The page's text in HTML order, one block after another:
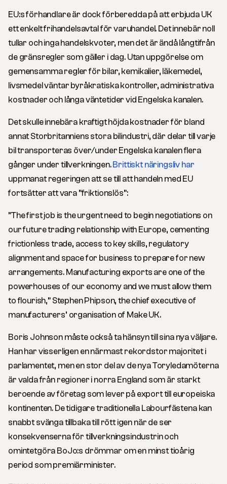
EU:s förhandlare är dock förberedda på att erbjuda UK
ett enkelt frihandelsavtal för varuhandel. Det innebär noll
tullar och inga handelskvoter, men det är ändå långtifrån
de gränsregler som gäller i dag. Utan uppgörelse om
gemensamma regler för bilar, kemikalier, läkemedel,
livsmedel väntar byråkratiska kontroller, administrativa
kostnader och långa väntetider vid Engelska kanalen.
Det skulle innebära kraftigt höjda kostnader för bland
annat Storbritanniens stora bilindustri, där delar till varje
bil transporteras över/under Engelska kanalen flera
gånger under tillverkningen.Brittiskt näringsliv har
uppmanat regeringen att se till att handeln med EU
fortsätter att vara ”friktionslös”:
”The first job is the urgent need to begin negotiations on
our future trading relationship with Europe, cementing
frictionless trade, access to key skills, regulatory
alignment and space for business to prepare for new
arrangements. Manufacturing exports are one of the
powerhouses of our economy and we must allow them
to flourish,” Stephen Phipson, the chief executive of
manufacturers’ organisation of Make UK.
Boris Johnson måste också ta hänsyn till sina nya väljare.
Han har visserligen en närmast rekordstor majoritet i
parlamentet, men en stor del av de nya Toryledamöterna
är valda från regioner i norra England som är starkt
beroende av företag som lever på export till europeiska
kontinenten. De tidigare traditionella Labourfästena kan
snabbt svänga tillbaka till rött igen när de ser
konsekvenserna för tillverkningsindustrin och
omintetgöra BoJo:s drömmar om en minst tioårig
period som premiärminister.